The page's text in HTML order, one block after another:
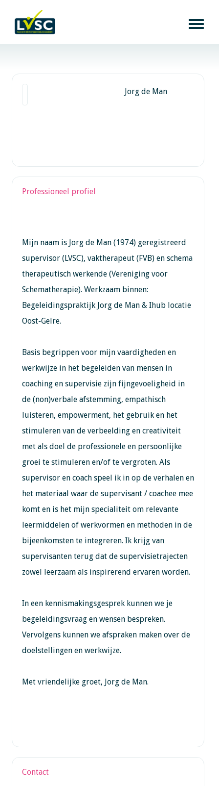
Jorg de Man
Professioneel profiel
Mijn naam is Jorg de Man (1974) geregistreerd
supervisor (LVSC), vaktherapeut (FVB) en schema
therapeutisch werkende (Vereniging voor
Schematherapie). Werkzaam binnen:
Begeleidingspraktijk Jorg de Man & Ihub locatie
Oost-Gelre.
Basis begrippen voor mijn vaardigheden en
werkwijze in het begeleiden van mensen in
coaching en supervisie zijn fijngevoeligheid in
de (non)verbale afstemming, empathisch
luisteren, empowerment, het gebruik en het
stimuleren van de verbeelding en creativiteit
met als doel de professionele en persoonlijke
groei te stimuleren en/of te vergroten. Als
supervisor en coach speel ik in op de verhalen en
het materiaal waar de supervisant / coachee mee
komt en is het mijn specialiteit om relevante
leermiddelen of werkvormen en methoden in de
bijeenkomsten te integreren. Ik krijg van
supervisanten terug dat de supervisietrajecten
zowel leerzaam als inspirerend ervaren worden.
In een kennismakingsgesprek kunnen we je
begeleidingsvraag en wensen bespreken.
Vervolgens kunnen we afspraken maken over de
doelstellingen en werkwijze.
Met vriendelijke groet, Jorg de Man.
Contact